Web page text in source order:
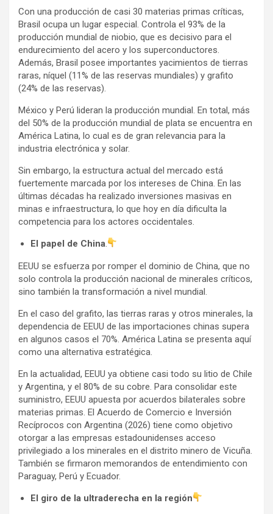
Con una producción de casi 30 materias primas críticas,
Brasil ocupa un lugar especial. Controla el 93% de la
producción mundial de niobio, que es decisivo para el
endurecimiento del acero y los superconductores.
Además, Brasil posee importantes yacimientos de tierras
raras, níquel (11% de las reservas mundiales) y grafito
(24% de las reservas).
México y Perú lideran la producción mundial. En total, más
del 50% de la producción mundial de plata se encuentra en
América Latina, lo cual es de gran relevancia para la
industria electrónica y solar.
Sin embargo, la estructura actual del mercado está
fuertemente marcada por los intereses de China. En las
últimas décadas ha realizado inversiones masivas en
minas e infraestructura, lo que hoy en día dificulta la
competencia para los actores occidentales.
El papel de China.
EEUU se esfuerza por romper el dominio de China, que no
solo controla la producción nacional de minerales críticos,
sino también la transformación a nivel mundial.
En el caso del grafito, las tierras raras y otros minerales, la
dependencia de EEUU de las importaciones chinas supera
en algunos casos el 70%. América Latina se presenta aquí
como una alternativa estratégica.
En la actualidad, EEUU ya obtiene casi todo su litio de Chile
y Argentina, y el 80% de su cobre. Para consolidar este
suministro, EEUU apuesta por acuerdos bilaterales sobre
materias primas. El Acuerdo de Comercio e Inversión
Recíprocos con Argentina (2026) tiene como objetivo
otorgar a las empresas estadounidenses acceso
privilegiado a los minerales en el distrito minero de Vicuña.
También se firmaron memorandos de entendimiento con
Paraguay, Perú y Ecuador.
El giro de la ultraderecha en la región